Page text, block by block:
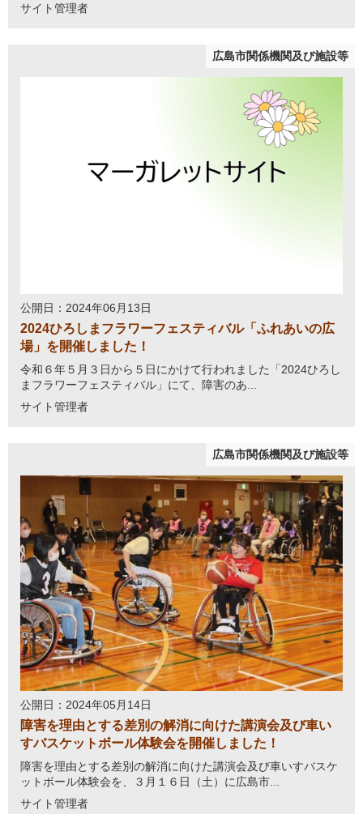
サイト管理者
広島市関係機関及び施設等
公開日：2024年06月13日
2024ひろしまフラワーフェスティバル「ふれあいの広
場」を開催しました！
令和６年５月３日から５日にかけて行われました「2024ひろし
まフラワーフェスティバル」にて、障害のあ...
サイト管理者
広島市関係機関及び施設等
公開日：2024年05月14日
障害を理由とする差別の解消に向けた講演会及び車い
すバスケットボール体験会を開催しました！
障害を理由とする差別の解消に向けた講演会及び車いすバスケ
ットボール体験会を、３月１６日（土）に広島市...
サイト管理者